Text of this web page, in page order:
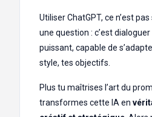
Utiliser ChatGPT, ce n’est
une question : c’est dialoguer
puissant, capable de
style, tes objectifs.
Plus tu maîtrises l’art du
transformes cette IA en